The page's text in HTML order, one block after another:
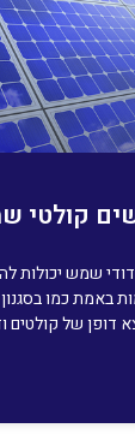
קולטי
שמש יכולות
באמת כמו
דופן של קולטים